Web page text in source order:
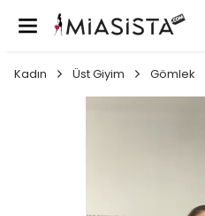
Kadın Üst Giyim Gömlek